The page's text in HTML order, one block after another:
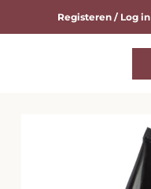
Registeren / Log in